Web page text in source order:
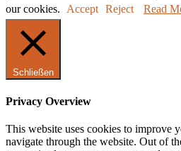
our cookies. Accept Reject Read
Schließen
Privacy Overview
This website uses cookies to improve
navigate through the website. Out of